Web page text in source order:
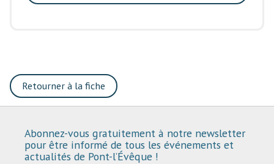
Retourner à la fiche
Abonnez-vous gratuitement à notre newsletter
pour être informé de tous les événements et
actualités de Pont-l’Évêque !